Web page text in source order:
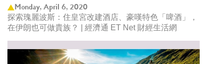
Monday, April 6, 2020
探索瑰麗波斯：住皇宮改建酒店、豪嘆特色「啤酒」，
在伊朗也可做貴族？ | 經濟通 ET Net 財經生活網